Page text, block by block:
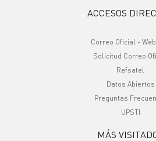
ACCESOS
Correo Oficial -
Solicitud Correo
Refsatel
Datos Abiertos
Preguntas
UPSTI
MÁS